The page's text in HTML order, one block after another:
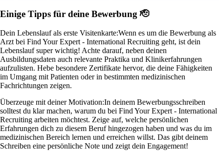
Einige Tipps für deine Bewerbung 🫡
Dein Lebenslauf als erste Visitenkarte:Wenn es um die Bewerbung als
Arzt bei Find Your Expert - International Recruiting geht, ist dein
Lebenslauf super wichtig! Achte darauf, neben deinen
Ausbildungsdaten auch relevante Praktika und Klinikerfahrungen
aufzulisten. Hebe besondere Zertifikate hervor, die deine Fähigkeiten
im Umgang mit Patienten oder in bestimmten medizinischen
Fachrichtungen zeigen.
Überzeuge mit deiner Motivation:In deinem Bewerbungsschreiben
solltest du klar machen, warum du bei Find Your Expert - International
Recruiting arbeiten möchtest. Zeige auf, welche persönlichen
Erfahrungen dich zu diesem Beruf hingezogen haben und was du im
medizinischen Bereich lernen und erreichen willst. Das gibt deinem
Schreiben eine persönliche Note und zeigt dein Engagement!